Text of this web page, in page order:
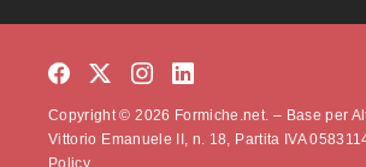
Copyright © 2026 Formiche.net. – Base per
Vittorio Emanuele II, n. 18, Partita IVA